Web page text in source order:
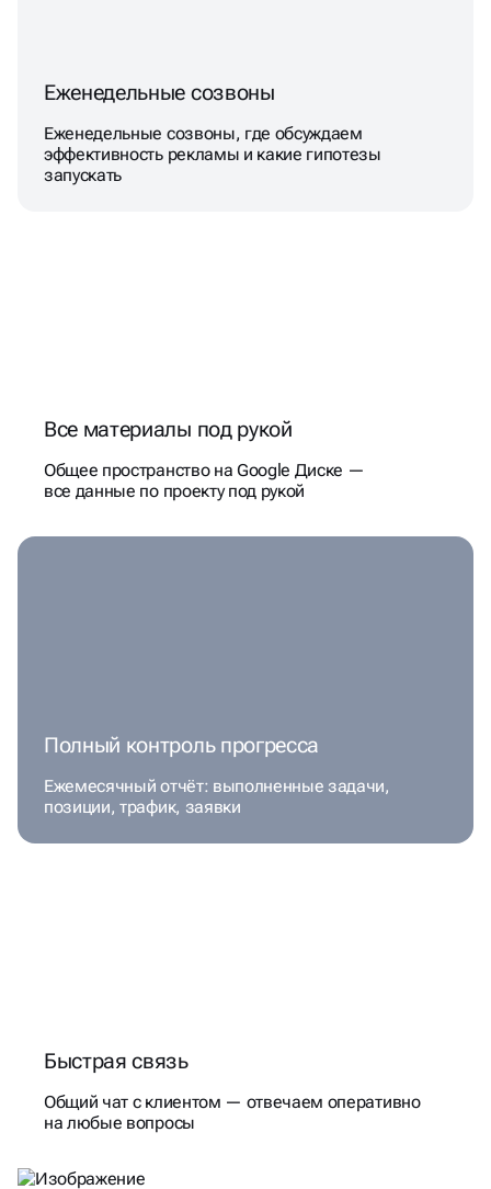
Еженедельные созвоны
Еженедельные созвоны, где обсуждаем
эффективность рекламы и какие гипотезы
запускать
Все материалы под рукой
Общее пространство на Google Диске —
все данные по проекту под рукой
Полный контроль прогресса
Ежемесячный отчёт: выполненные задачи,
позиции, трафик, заявки
Быстрая связь
Общий чат с клиентом — отвечаем оперативно
на любые вопросы